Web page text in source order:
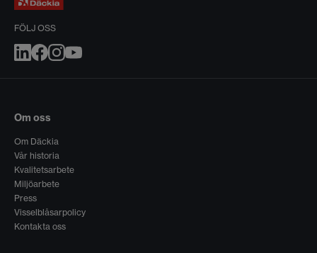
FÖLJ OSS
Om oss
Om Däckia
Vår historia
Kvalitetsarbete
Miljöarbete
Press
Visselblåsarpolicy
Kontakta oss